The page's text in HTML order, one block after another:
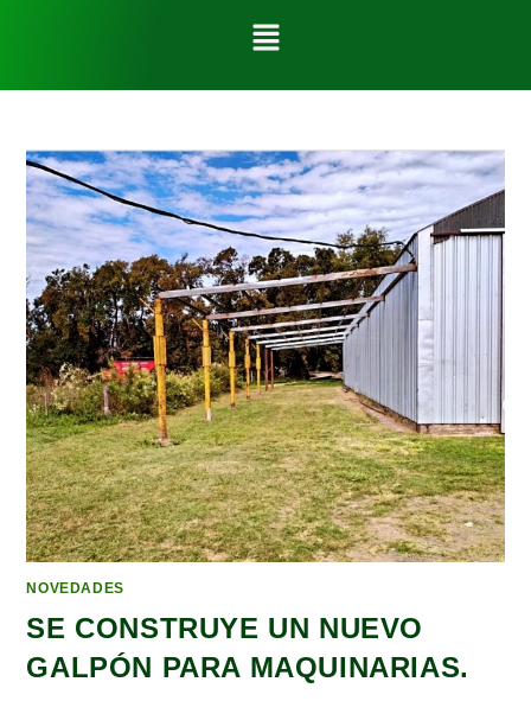
NOVEDADES
SE CONSTRUYE UN NUEVO
GALPÓN PARA MAQUINARIAS.